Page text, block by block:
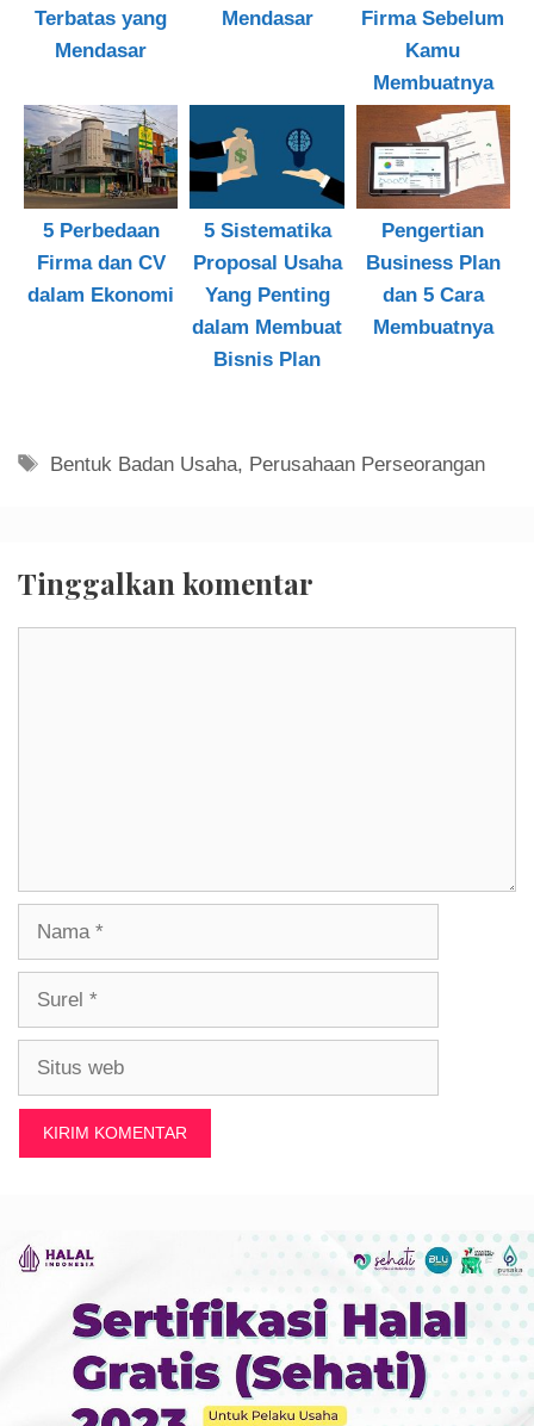
Terbatas yang
Mendasar
Mendasar
Firma Sebelum
Kamu
Membuatnya
5 Perbedaan
Firma dan CV
dalam Ekonomi
5 Sistematika
Proposal Usaha
Yang Penting
dalam Membuat
Bisnis Plan
Pengertian
Business Plan
dan 5 Cara
Membuatnya
Tag
Bentuk Badan Usaha, Perusahaan Perseorangan
Tinggalkan komentar
Nama
Surel
Situs